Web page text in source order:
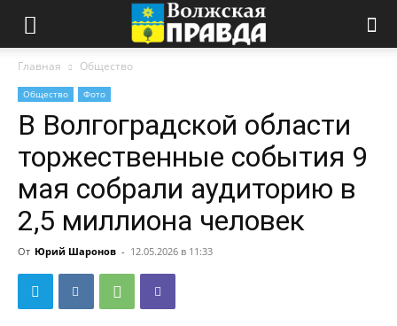
Главная Общество
Общество Фото
В Волгоградской области
торжественные события 9
мая собрали аудиторию в
2,5 миллиона человек
От Юрий Шаронов - 12.05.2026 в 11:33